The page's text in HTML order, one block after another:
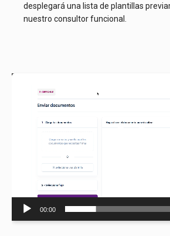
desplegará una lista de plantillas
nuestro consultor funcional.
00:00